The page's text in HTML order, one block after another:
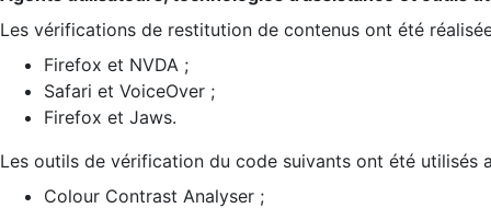
Les vérifications de restitution de contenus ont été
Firefox et NVDA ;
Safari et VoiceOver ;
Firefox et Jaws.
Les outils de vérification du code suivants ont été utilisés
Colour Contrast Analyser ;